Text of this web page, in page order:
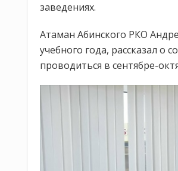
заведениях.
Атаман Абинского РКО
учебного года, рассказал о
проводиться в сентябре-